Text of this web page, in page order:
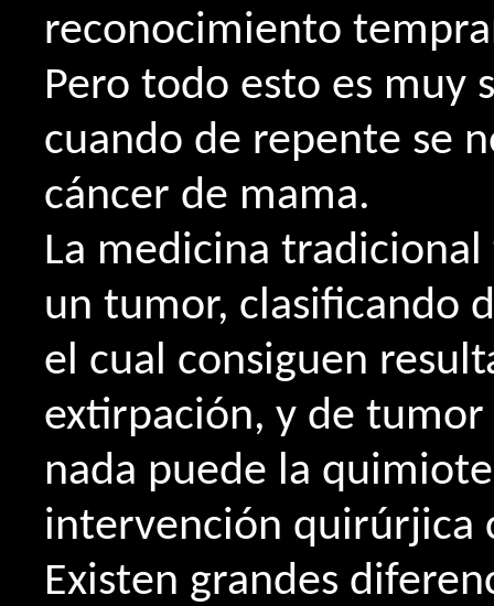
reconocimiento
Pero todo esto es muy
cuando de repente se
cáncer de mama.
La medicina
un tumor, clasificando
el cual consiguen
extirpación, y de
nada puede la
intervención quirúrjica
Existen grandes